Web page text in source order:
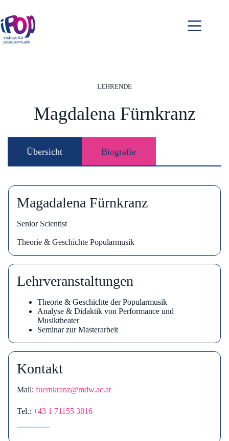
Inhalt
springen
LEHRENDE
Magdalena Fürnkranz
Übersicht Biografie
Magadalena Fürnkranz
Senior Scientist
Theorie & Geschichte Popularmusik
Lehrveranstaltungen
Theorie & Geschichte der Popularmusik
Analyse & Didaktik von Performance und
Musiktheater
Seminar zur Masterarbeit
Kontakt
Mail: fuernkranz@mdw.ac.at
Tel.: +43 1 71155 3816